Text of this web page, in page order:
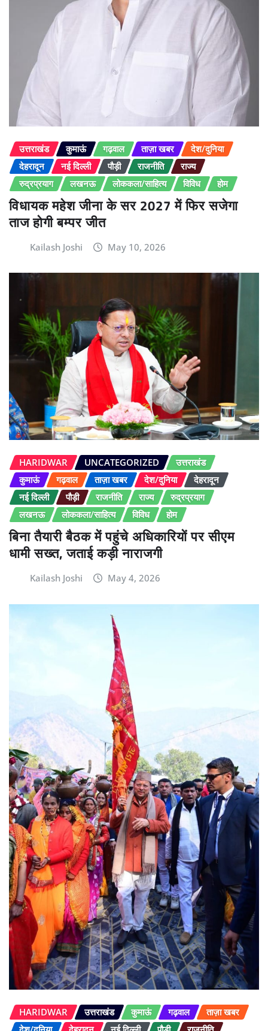
उत्तराखंड कुमाऊं गढ़वाल ताज़ा खबर
देश/दुनिया
देहरादून
नई दिल्ली पौड़ी राजनीति
राज्य
रुद्रप्रयाग
लखनऊ लोककला/साहित्य विविध होम
विधायक महेश जीना के सर 2027 में फिर सजेगा
ताज होगी बम्पर जीत
Kailash Joshi May 10, 2026
HARIDWAR UNCATEGORIZED
उत्तराखंड
कुमाऊं
गढ़वाल ताज़ा खबर देश/दुनिया
देहरादून
नई दिल्ली
पौड़ी राजनीति राज्य
रुद्रप्रयाग
लखनऊ
लोककला/साहित्य विविध होम
बिना तैयारी बैठक में पहुंचे अधिकारियों पर सीएम
धामी सख्त, जताई कड़ी नाराजगी
Kailash Joshi May 4, 2026
HARIDWAR उत्तराखंड कुमाऊं गढ़वाल
ताज़ा खबर